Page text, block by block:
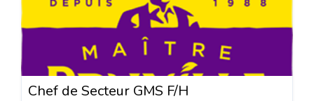
Chef de Secteur GMS F/H